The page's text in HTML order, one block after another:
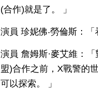
(合作)就是了。 」
演員 珍妮佛‧勞倫斯：「
演員 詹姆斯·麥艾維：
盟)合作之前，X戰警的
可以探索。 」